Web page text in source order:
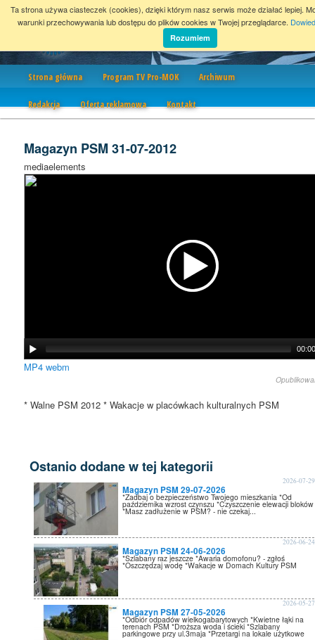
Strona główna Program TV Pro-MOK Archiwum
Redakcja Oferta reklamowa Kontakt
Magazyn PSM 31-07-2012
mediaelements
MP4 webm
* Walne PSM 2012 * Wakacje w placówkach kulturalnych PSM
Ostanio dodane w tej kategorii
Magazyn PSM 29-07-2026
2026-07-29
*Zadbaj o bezpieczeństwo Twojego mieszkania *Od
października wzrost czynszu *Czyszczenie elewacji bloków
*Masz zadłużenie w PSM? - nie czekaj...
Magazyn PSM 24-06-2026
2026-06-24
*Szlabany raz jeszcze *Awaria domofonu? - zgłoś
*Oszczędzaj wodę *Wakacje w Domach Kultury PSM
Magazyn PSM 27-05-2026
2026-05-27
*Odbiór odpadów wielkogabarytowych *Kwietne łąki na
terenach PSM *Droższa woda i ścieki *Szlabany
parkingowe przy ul.3maja *Przetargi na lokale użytkowe
Ta strona używa ciasteczek (cookies), dzięki którym nasz serwis może działać lepiej.
warunki przechowywania lub dostępu do plików cookies w Twojej przeglądarce.
Rozumiem